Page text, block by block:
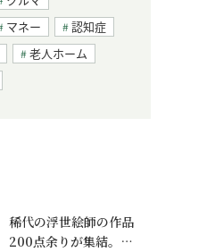
マネー
認知症
老人ホーム
稀代の浮世絵師の作品
200点余りが集結。…